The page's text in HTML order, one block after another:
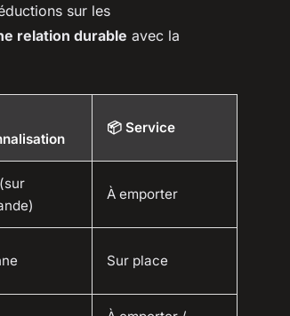
sur les
relation durable avec la
📦 Service
À emporter
Sur place